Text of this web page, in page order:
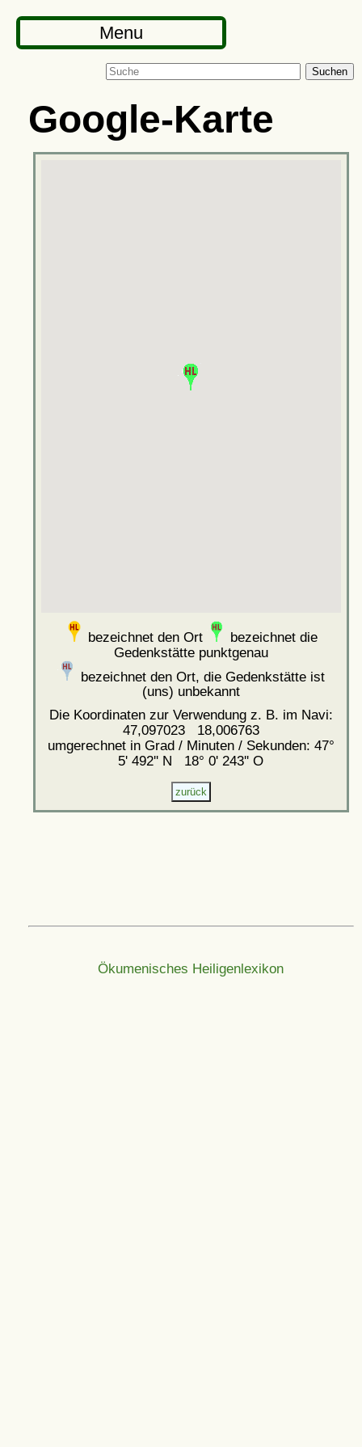
Menu
Suchen
Google-Karte
bezeichnet den Ort
bezeichnet die
Gedenkstätte punktgenau
bezeichnet den Ort, die Gedenkstätte ist
(uns) unbekannt
Die Koordinaten zur Verwendung z. B. im Navi:
47,097023 18,006763
umgerechnet in Grad / Minuten / Sekunden: 47°
5' 492'' N 18° 0' 243'' O
Ökumenisches Heiligenlexikon